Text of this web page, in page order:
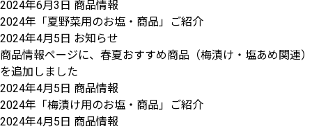
2024年6月3日 商品情報
2024年「夏野菜用のお塩・商品」ご紹介
2024年4月5日 お知らせ
商品情報ページに、春夏おすすめ商品（梅漬け・塩あめ関連）
を追加しました
2024年4月5日 商品情報
2024年「梅漬け用のお塩・商品」ご紹介
2024年4月5日 商品情報